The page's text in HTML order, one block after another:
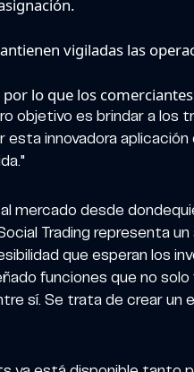
vigiladas las
lo que los
objetivo es brindar a
esta innovadora
mercado desde
Trading representa
que esperan los
funciones que no
sí. Se trata de crear